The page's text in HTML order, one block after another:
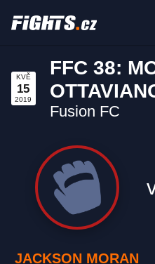
KVĚ
15
2019
FFC 38:
Fusion FC
JACKSON MORAN